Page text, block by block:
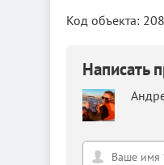
Код объекта:
Написать